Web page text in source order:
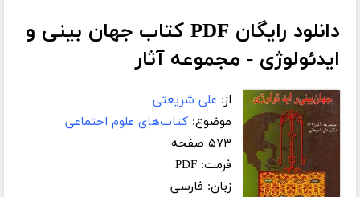
دانلود رایگان PDF کتاب جهان بینی و
ایدئولوژی - مجموعه آثار
از: علی شریعتی
موضوع: کتاب‌های علوم اجتماعی
۵۷۳ صفحه
فرمت: PDF
زبان: فارسی